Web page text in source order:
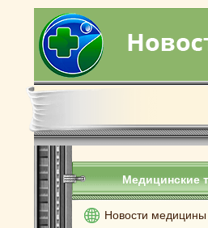
Медицинские
Новости медицины